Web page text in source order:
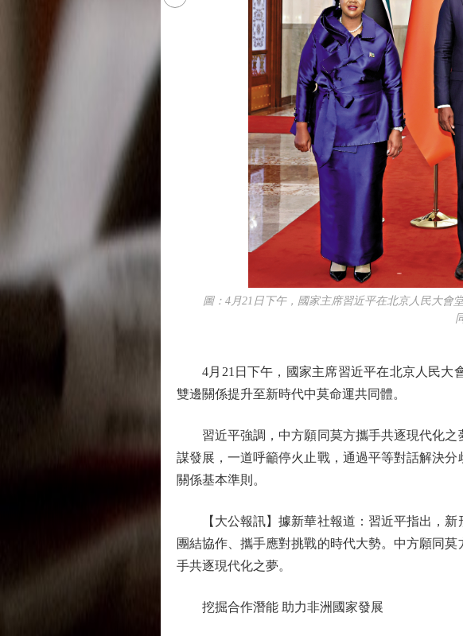
圖：4月21日下午，國家主席習近平在北京人民大會
4月21日下午，國家主席習近平在北京人民大
雙邊關係提升至新時代中莫命運共同體。
習近平強調，中方願同莫方攜手共逐現代化之
謀發展，一道呼籲停火止戰，通過平等對話解決
關係基本準則。
【大公報訊】據新華社報道：習近平指出，新
團結協作、攜手應對挑戰的時代大勢。中方願同
手共逐現代化之夢。
挖掘合作潛能 助力非洲國家發展